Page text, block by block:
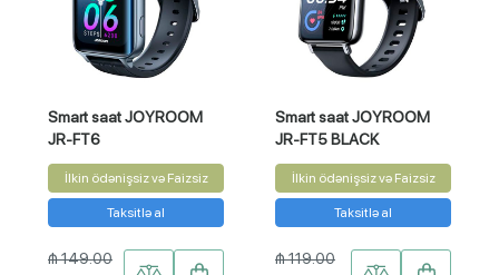
Smart saat JOYROOM
JR-FT6
İlkin ödənişsiz və Faizsiz
Taksitlə al
₼ 149.00
Smart saat JOYROOM
JR-FT5 BLACK
İlkin ödənişsiz və Faizsiz
Taksitlə al
₼ 119.00